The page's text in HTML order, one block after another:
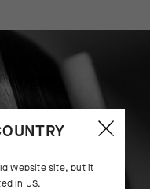
Websitesite, but it
in US.